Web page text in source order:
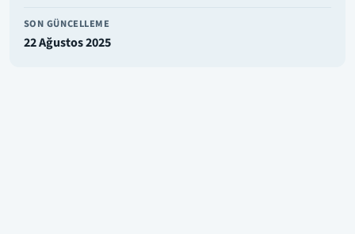
SON GÜNCELLEME
22 Ağustos 2025